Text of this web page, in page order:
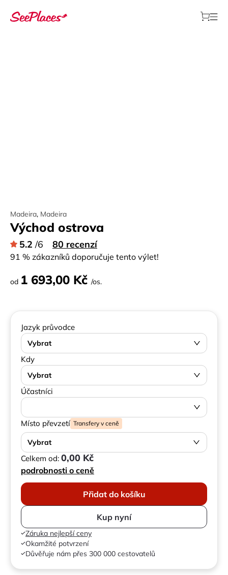
Madeira, Madeira
Východ ostrova
5.2 /6 80 recenzí
91 % zákazníků doporučuje tento výlet!
od 1 693,00 Kč /os.
Jazyk průvodce
Vybrat
Kdy
Vybrat
Účastníci
Místo převzetí Transfery v ceně
Vybrat
Celkem od: 0,00 Kč
podrobnosti o ceně
Přidat do košíku
Kup nyní
Záruka nejlepší ceny
Okamžité potvrzení
Důvěřuje nám přes 300 000 cestovatelů